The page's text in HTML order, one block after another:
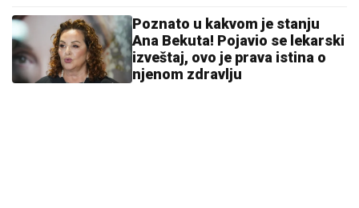
Poznato u kakvom je stanju
Ana Bekuta! Pojavio se lekarski
izveštaj, ovo je prava istina o
njenom zdravlju